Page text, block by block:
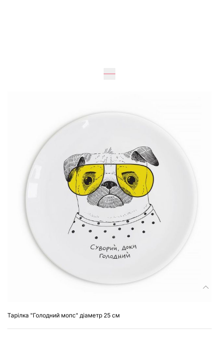
365 грн
Доставка
Тарілка "Голодний мопс" діаметр 25 см